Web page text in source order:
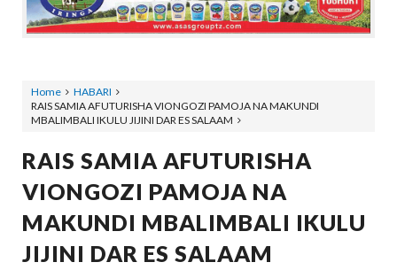
Home
HABARI
RAIS SAMIA AFUTURISHA VIONGOZI PAMOJA NA MAKUNDI
MBALIMBALI IKULU JIJINI DAR ES SALAAM
RAIS SAMIA AFUTURISHA
VIONGOZI PAMOJA NA
MAKUNDI MBALIMBALI IKULU
JIJINI DAR ES SALAAM